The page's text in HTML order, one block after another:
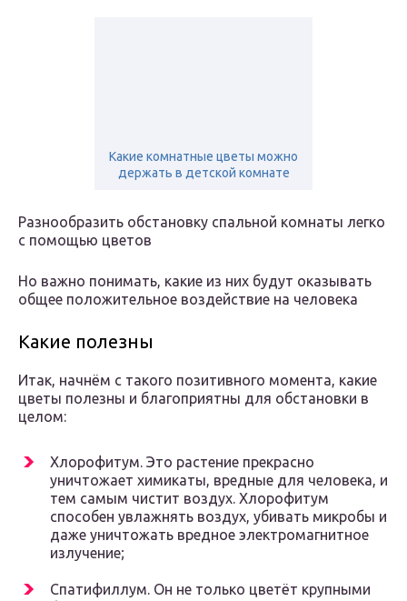
Какие комнатные цветы можно
держать в детской комнате
Разнообразить обстановку спальной комнаты легко
с помощью цветов
Но важно понимать, какие из них будут оказывать
общее положительное воздействие на человека
Какие полезны
Итак, начнём с такого позитивного момента, какие
цветы полезны и благоприятны для обстановки в
целом:
Хлорофитум. Это растение прекрасно
уничтожает химикаты, вредные для человека, и
тем самым чистит воздух. Хлорофитум
способен увлажнять воздух, убивать микробы и
даже уничтожать вредное электромагнитное
излучение;
Спатифиллум. Он не только цветёт крупными